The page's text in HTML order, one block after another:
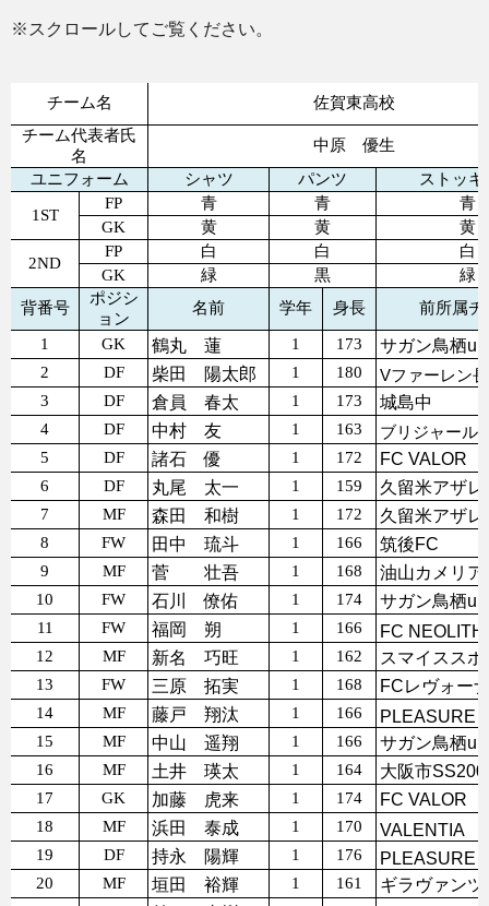
※スクロールしてご覧ください。